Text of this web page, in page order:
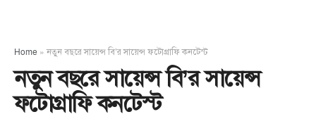
Home » নতুন বছরে সায়েন্স বি’র সায়েন্স ফটোগ্রাফি কনটেস্ট
নতুন বছরে সায়েন্স বি’র সায়েন্স
ফটোগ্রাফি কনটেস্ট